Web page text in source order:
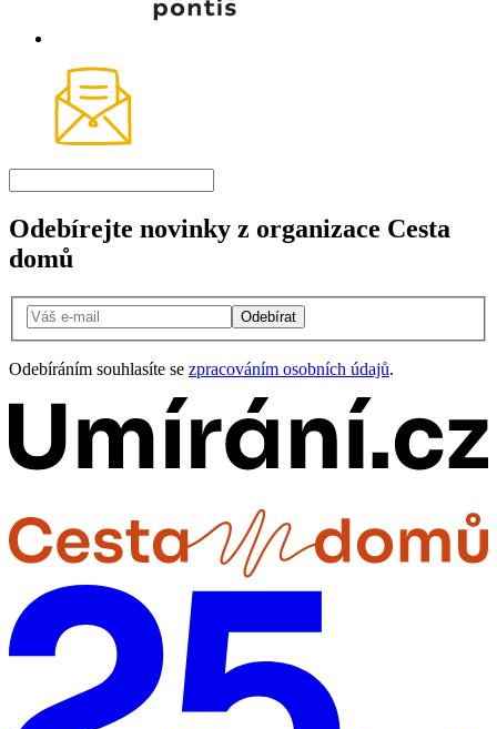
Odebírejte novinky z organizace Cesta
domů
Odebírat
Odebíráním souhlasíte se zpracováním osobních údajů.